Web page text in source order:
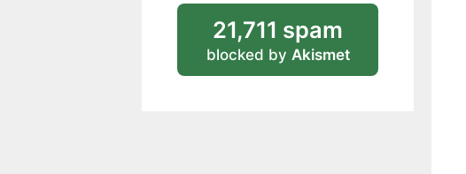
21,711 spam
blocked by Akismet